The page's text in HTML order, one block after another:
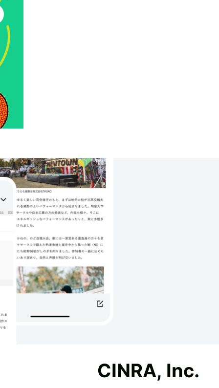
CINRA, Inc.